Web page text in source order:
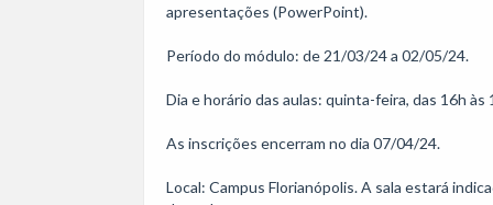
apresentações (PowerPoint).
Período do módulo: de 21/03/24 a 02/05/24.
Dia e horário das aulas: quinta-feira, das 16h às
As inscrições encerram no dia 07/04/24.
Local: Campus Florianópolis. A sala estará